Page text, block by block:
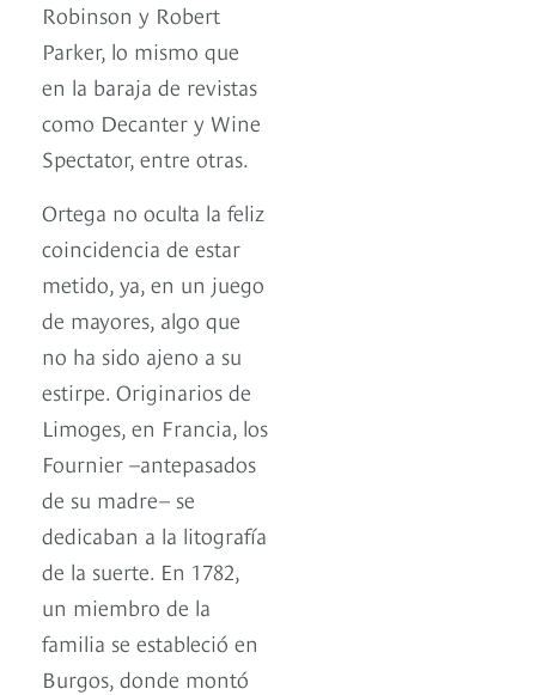
Robinson y Robert
Parker, lo mismo que
en la baraja de revistas
como Decanter y Wine
Spectator, entre otras.
Ortega no oculta la feliz
coincidencia de estar
metido, ya, en un juego
de mayores, algo que
no ha sido ajeno a su
estirpe. Originarios de
Limoges, en Francia, los
Fournier –antepasados
de su madre– se
dedicaban a la litografía
de la suerte. En 1782,
un miembro de la
familia se estableció en
Burgos, donde montó